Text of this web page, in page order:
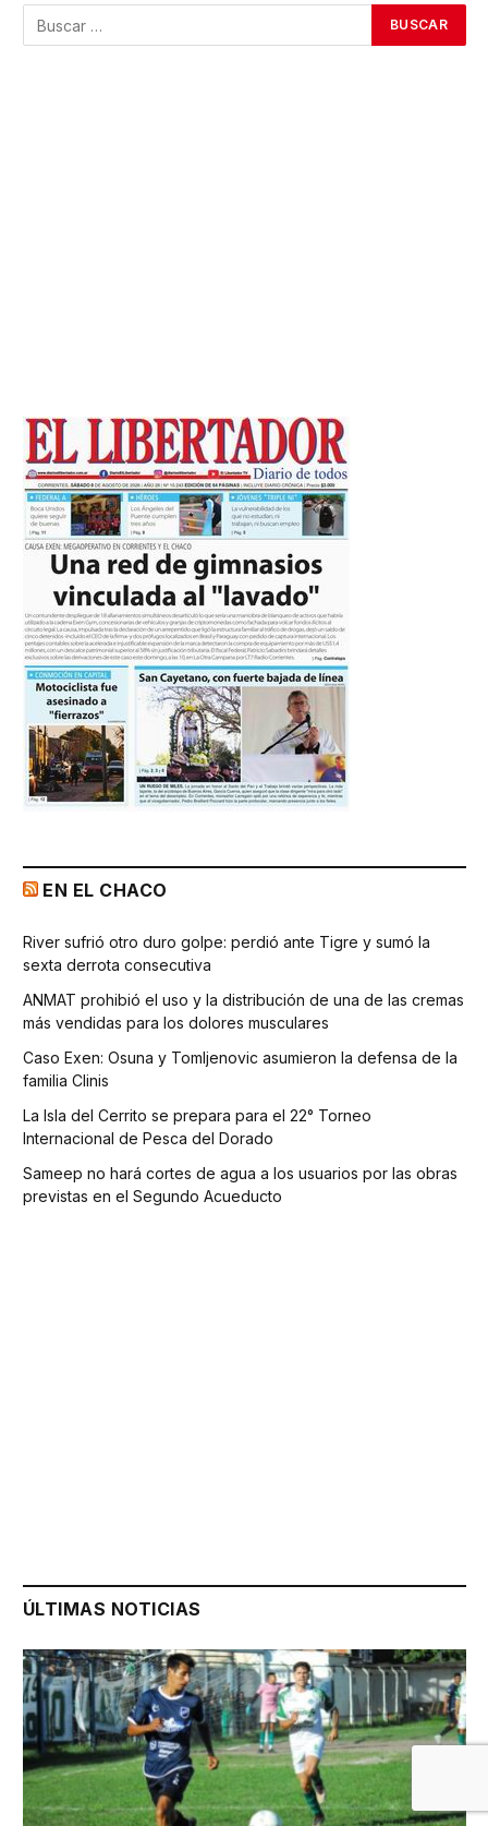
EN EL CHACO
River sufrió otro duro golpe: perdió ante Tigre y sumó la
sexta derrota consecutiva
ANMAT prohibió el uso y la distribución de una de las cremas
más vendidas para los dolores musculares
Caso Exen: Osuna y Tomljenovic asumieron la defensa de la
familia Clinis
La Isla del Cerrito se prepara para el 22° Torneo
Internacional de Pesca del Dorado
Sameep no hará cortes de agua a los usuarios por las obras
previstas en el Segundo Acueducto
ÚLTIMAS NOTICIAS